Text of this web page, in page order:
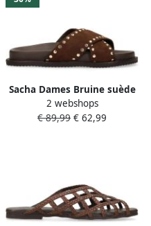
Sacha Dames Bruine suède
slippers met goudkleurige
studs
2 webshops
€ 89,99 € 62,99